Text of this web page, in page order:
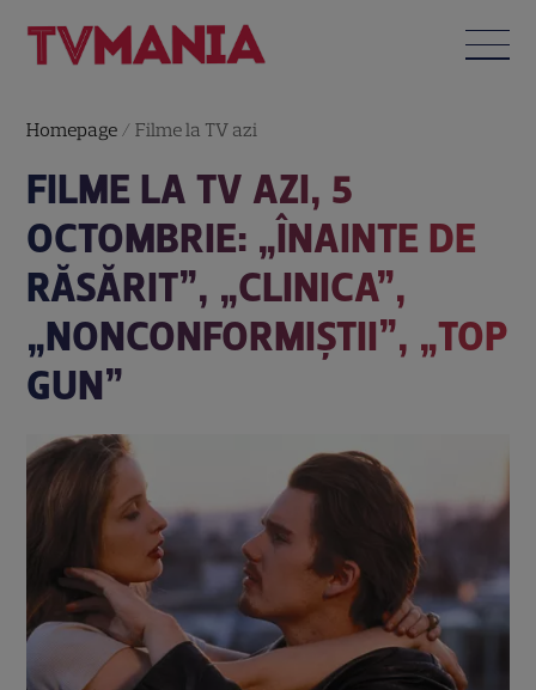
Homepage /Filme la TV azi
FILME LA TV AZI, 5
OCTOMBRIE: „ÎNAINTE DE
RĂSĂRIT”, „CLINICA”,
„NONCONFORMIŞTII”, „TOP
GUN”